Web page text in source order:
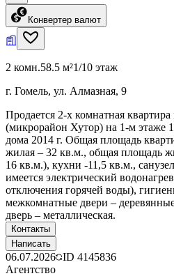
Конвертер валют
2 комн.58.5 м²1/10 этаж
г. Гомель, ул. Алмазная, 9
Продается 2-х комнатная
(микрорайон Хутор) на 1-м этаже
дома 2014 г. Общая площадь
жилая – 32 кв.м., общая площадь
16 кв.м.), кухни -11,5 кв.м.,
имеется электрический
отключения горячей воды),
межкомнатные двери –
дверь – металлическая.
Контакты
Написать
06.07.2026 ID 4145836
Агентство